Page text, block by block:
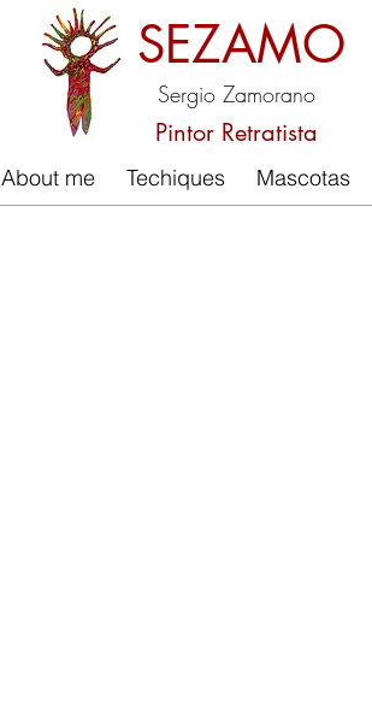
SEZAMO
Sergio Zamorano
About me Techiques Mascotas
Pintor Retratista